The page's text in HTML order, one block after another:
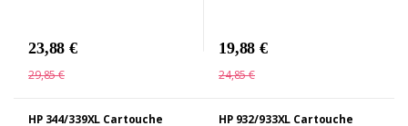
23,88 €
29,85 €
19,88 €
24,85 €
HP 344/339XL Cartouche
HP 932/933XL Cartouche